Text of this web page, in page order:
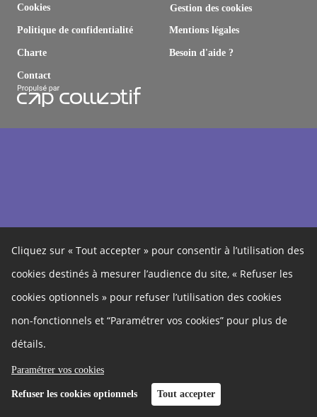
Cliquez sur « Tout accepter » pour consentir à l’utilisation des
cookies destinés à mesurer l’audience du site, « Refuser les
cookies optionnels » pour refuser l’utilisation des cookies
non-fonctionnels et “Paramétrer vos cookies” pour plus de
détails.
Paramétrer vos cookies
Refuser les cookies optionnels Tout accepter
Cookies Gestion des cookies
Politique de confidentialité Mentions légales
Charte Besoin d'aide ?
Contact